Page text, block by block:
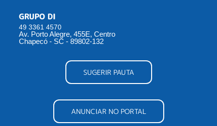
GRUPO DI
49 3361 4570
Av. Porto Alegre, 455E, Centro
Chapecó - SC - 89802-132
SUGERIR PAUTA
ANUNCIAR NO PORTAL